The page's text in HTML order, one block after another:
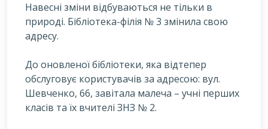
Навесні зміни відбуваються не тільки в
природі. Бібліотека-філія № 3 змінила свою
адресу.
До оновленої бібліотеки, яка відтепер
обслуговує користувачів за адресою: вул.
Шевченко, 66, завітала малеча – учні перших
класів та їх вчителі ЗНЗ № 2.